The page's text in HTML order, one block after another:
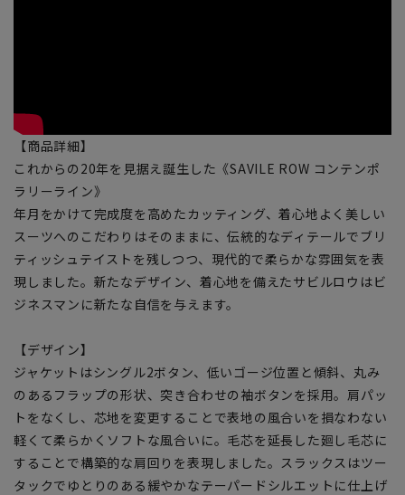
【商品詳細】
これからの20年を見据え誕生した《SAVILE ROW コンテンポ
ラリーライン》
年月をかけて完成度を高めたカッティング、着心地よく美しい
スーツへのこだわりはそのままに、伝統的なディテールでブリ
ティッシュテイストを残しつつ、現代的で柔らかな雰囲気を表
現しました。新たなデザイン、着心地を備えたサビルロウはビ
ジネスマンに新たな自信を与えます。
【デザイン】
ジャケットはシングル2ボタン、低いゴージ位置と傾斜、丸み
のあるフラップの形状、突き合わせの袖ボタンを採用。肩パッ
トをなくし、芯地を変更することで表地の風合いを損なわない
軽くて柔らかくソフトな風合いに。毛芯を延長した廻し毛芯に
することで構築的な肩回りを表現しました。スラックスはツー
タックでゆとりのある緩やかなテーパードシルエットに仕上げ